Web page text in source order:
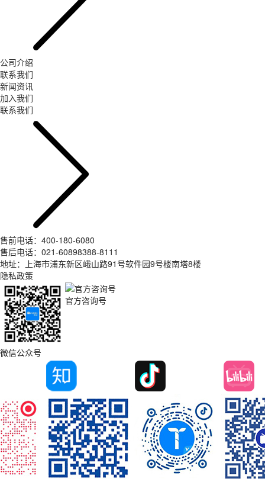
公司介绍
联系我们
新闻资讯
加入我们
联系我们
售前电话：400-180-6080
售后电话：021-60898388-8111
地址：上海市浦东新区峨山路91号软件园9号楼南塔8楼
隐私政策
微信公众号
官方咨询号